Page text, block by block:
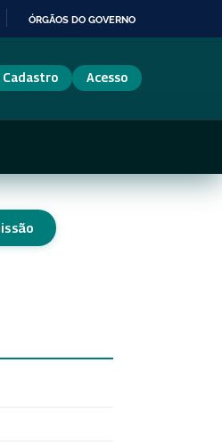
ÓRGÃOS DO GOVERNO
Cadastro Acesso